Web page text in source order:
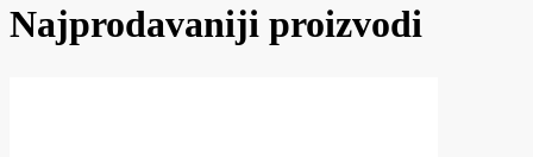
Najprodavaniji proizvodi